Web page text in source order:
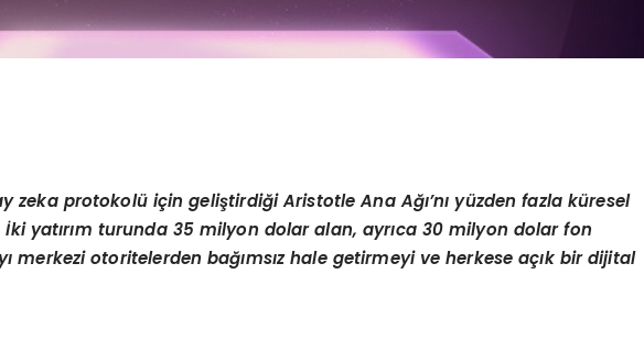
zeka protokolü için geliştirdiği Aristotle Ana Ağı’nı yüzden fazla küresel
yatırım turunda 35 milyon dolar alan, ayrıca 30 milyon dolar fon
merkezi otoritelerden bağımsız hale getirmeyi ve herkese açık bir dijital